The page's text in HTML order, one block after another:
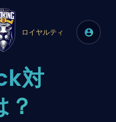
ロイヤルティ
対